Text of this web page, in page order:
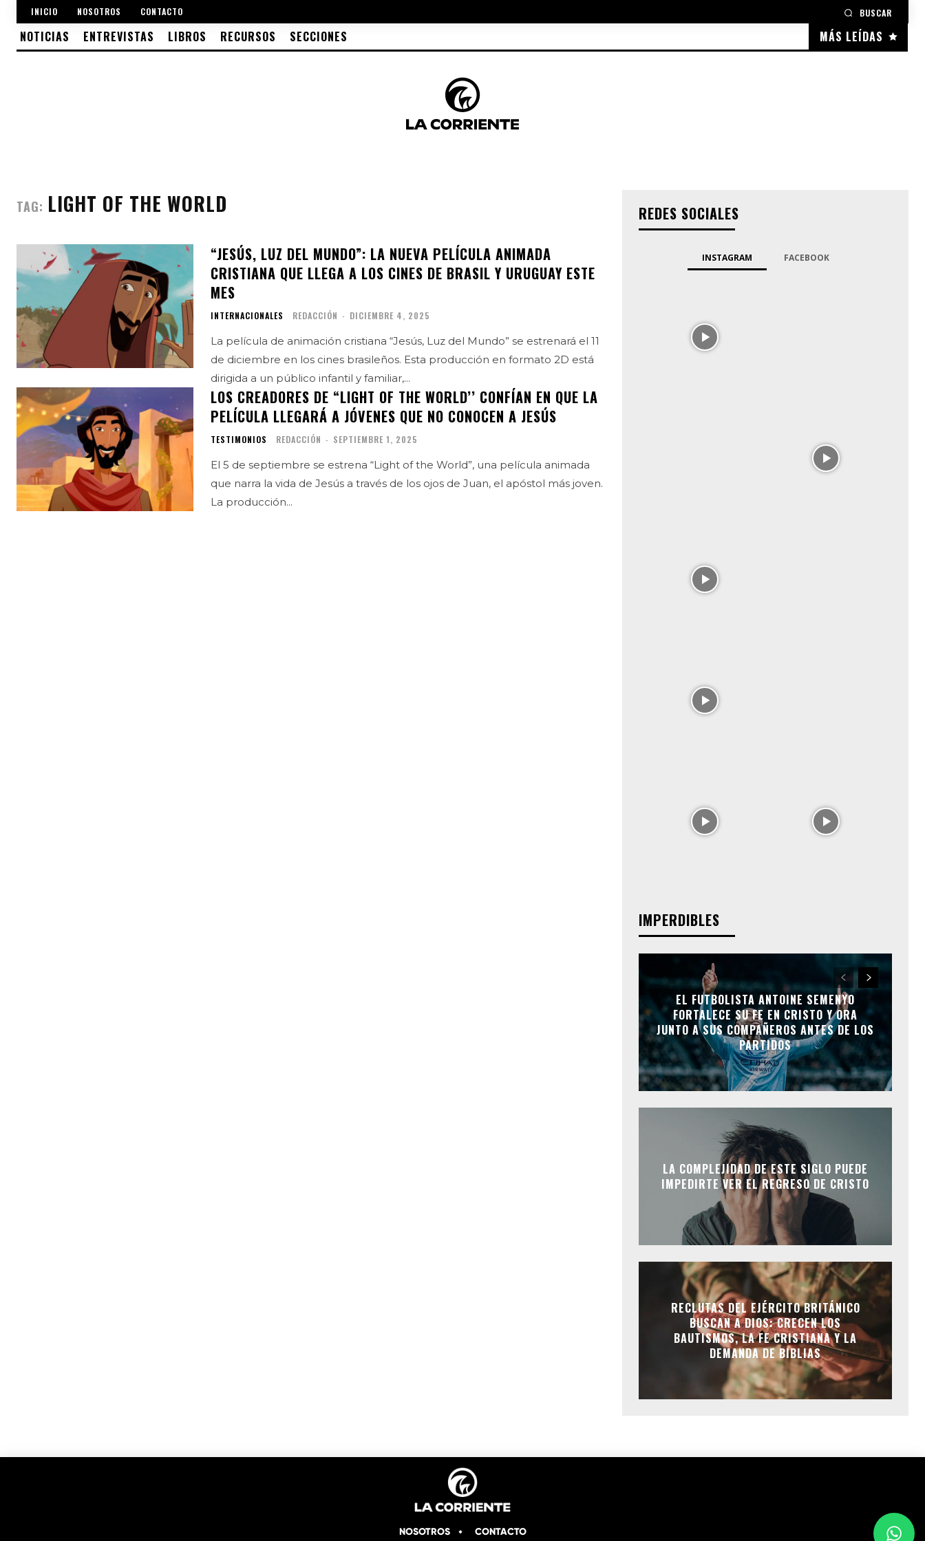
INICIO NOSOTROS CONTACTO BUSCAR
MÁS LEÍDAS
NOTICIAS ENTREVISTAS LIBROS RECURSOS SECCIONES
TAG: LIGHT OF THE WORLD
“JESÚS, LUZ DEL MUNDO”: LA NUEVA PELÍCULA ANIMADA
CRISTIANA QUE LLEGA A LOS CINES DE BRASIL Y URUGUAY ESTE
MES
INTERNACIONALES REDACCIÓN - DICIEMBRE 4, 2025
La película de animación cristiana “Jesús, Luz del Mundo” se estrenará el 11
de diciembre en los cines brasileños. Esta producción en formato 2D está
dirigida a un público infantil y familiar,...
LOS CREADORES DE “LIGHT OF THE WORLD’’ CONFÍAN EN QUE LA
PELÍCULA LLEGARÁ A JÓVENES QUE NO CONOCEN A JESÚS
TESTIMONIOS REDACCIÓN - SEPTIEMBRE 1, 2025
El 5 de septiembre se estrena “Light of the World”, una película animada
que narra la vida de Jesús a través de los ojos de Juan, el apóstol más joven.
La producción...
REDES SOCIALES
INSTAGRAM FACEBOOK
IMPERDIBLES
EL FUTBOLISTA ANTOINE SEMENYO
FORTALECE SU FE EN CRISTO Y ORA
JUNTO A SUS COMPAÑEROS ANTES DE LOS
PARTIDOS
LA COMPLEJIDAD DE ESTE SIGLO PUEDE
IMPEDIRTE VER EL REGRESO DE CRISTO
RECLUTAS DEL EJÉRCITO BRITÁNICO
BUSCAN A DIOS: CRECEN LOS
BAUTISMOS, LA FE CRISTIANA Y LA
DEMANDA DE BIBLIAS
NOSOTROS CONTACTO